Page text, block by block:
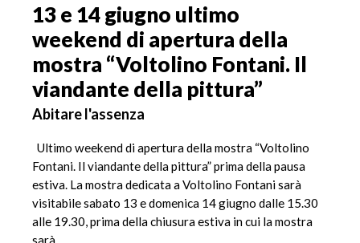
13 e 14 giugno ultimo
weekend di apertura della
mostra “Voltolino Fontani. Il
viandante della pittura”
Abitare l'assenza
Ultimo weekend di apertura della mostra “Voltolino
Fontani. Il viandante della pittura” prima della pausa
estiva. La mostra dedicata a Voltolino Fontani sarà
visitabile sabato 13 e domenica 14 giugno dalle 15.30
alle 19.30, prima della chiusura estiva in cui la mostra
sarà...